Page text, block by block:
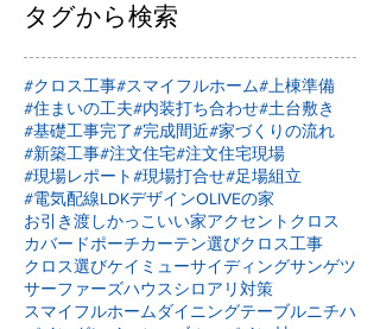
タグから検索
#クロス工事#スマイフルホーム#上棟準備
#住まいの工夫#内装打ち合わせ#土台敷き
#基礎工事完了#完成間近#家づくりの流れ
#新築工事#注文住宅#注文住宅現場
#現場レポート#現場打合せ#足場組立
#電気配線LDKデザインOLIVEの家
お引き渡しかっこいい家アクセントクロス
カバードポーチカーテン選びクロス工事
クロス選びケイミューサイディングサンゲツ
サーファーズハウスシロアリ対策
スマイフルホームダイニングテーブルニチハ